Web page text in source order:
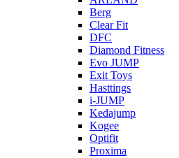
Berg
Clear Fit
DFC
Diamond Fitness
Evo JUMP
Exit Toys
Hasttings
i-JUMP
Kedajump
Kogee
Optifit
Proxima